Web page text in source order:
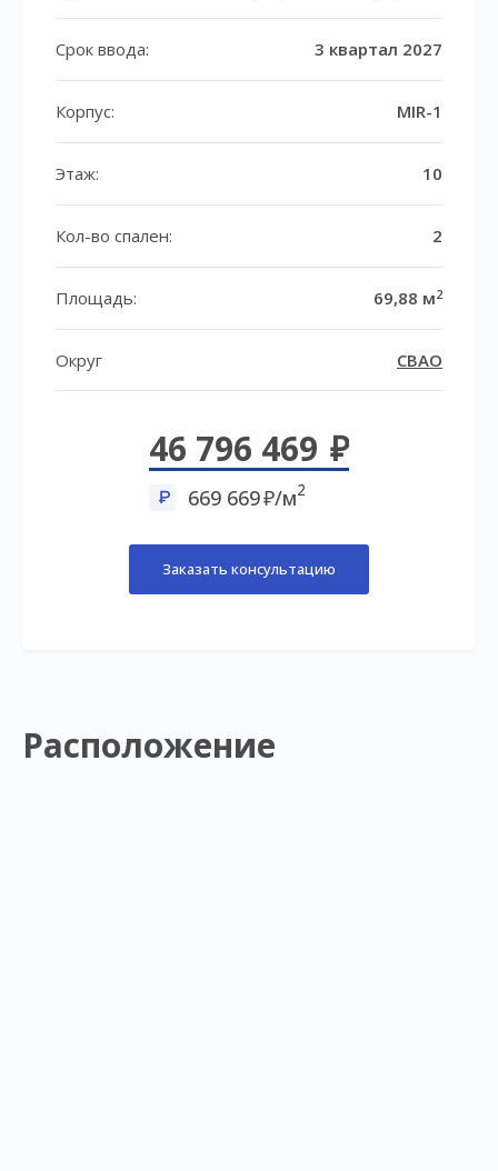
Срок ввода: 3 квартал 2027
Корпус: MIR-1
Этаж: 10
Кол-во спален: 2
Площадь: 69,88 м2
Округ СВАО
46 796 469
669 669 /м2
Заказать консультацию
Расположение